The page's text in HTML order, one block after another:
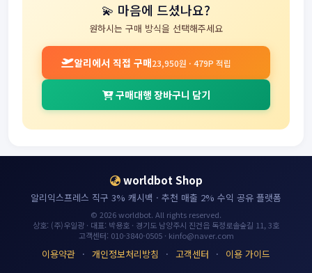
💫 마음에 드셨나요?
원하시는 구매 방식을 선택해주세요
알리에서 직접 구매23,950원 · 479P 적립
구매대행 장바구니 담기
worldbot Shop
알리익스프레스 직구 3% 캐시백 · 추천 매출 2% 수익 공유 플랫폼
© 2026 worldbot. All rights reserved.
상호: (주)우일광 · 대표: 박용호 · 경기도 남양주시 진건읍 독정로솔숲길 11, 3호
고객센터: 010-3840-0505 · kinfo@naver.com
이용약관 · 개인정보처리방침 · 고객센터 · 이용 가이드